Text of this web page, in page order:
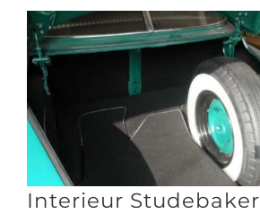
Interieur Studebaker